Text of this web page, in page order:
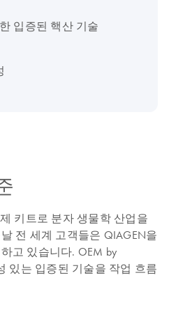
입증된 핵산 기술
키트로 분자 생물학 산업을
전 세계 고객들은 QIAGEN을
고 있습니다. OEM by
있는 입증된 기술을 작업 흐름